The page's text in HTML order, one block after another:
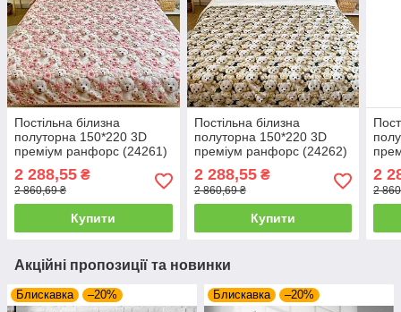
Постільна білизна
полуторна 150*220 3D
преміум ранфорс (24261)
2 288,55 ₴
2 860,69 ₴
Купити
Постільна білизна
полуторна 150*220 3D
преміум ранфорс (24262)
2 288,55₴
2 860,69 ₴
Купити
2
2
Акційні пропозиції та новинки
Блискавка –20% Блискавка –20%